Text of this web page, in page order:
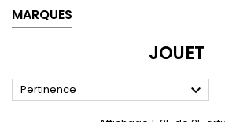
MARQUES
JOUET
Pertinence 